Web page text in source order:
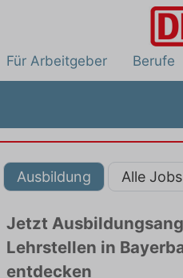
Für Arbeitgeber Berufe
Ausbildung Alle Jobs
Jetzt
Lehrstellen in
entdecken